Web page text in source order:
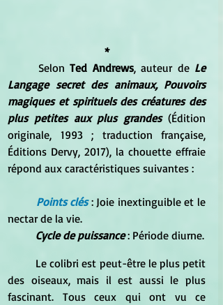
*
Selon Ted Andrews, auteur de Le
Langage secret des animaux, Pouvoirs
magiques et spirituels des créatures des
plus petites aux plus grandes (Édition
originale, 1993 ; traduction française,
Éditions Dervy, 2017), la chouette effraie
répond aux caractéristiques suivantes :
Points clés : Joie inextinguible et le
nectar de la vie.
Cycle de puissance : Période diurne.
des oiseaux, mais il est aussi le plus
fascinant. Tous ceux qui ont vu ce